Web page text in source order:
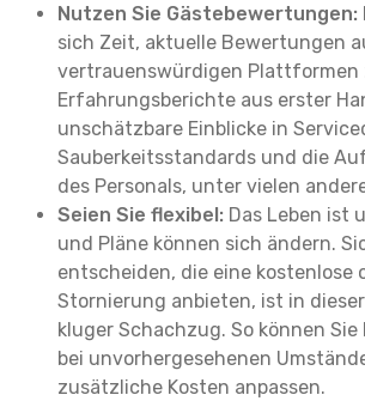
Nutzen Sie Gästebewertungen:
sich Zeit, aktuelle Bewertungen
vertrauenswürdigen Plattformen
Erfahrungsberichte aus erster
unschätzbare Einblicke in
Sauberkeitsstandards und die
des Personals, unter vielen
Seien Sie flexibel: Das Leben ist
und Pläne können sich ändern.
entscheiden, die eine kostenlose
Stornierung anbieten, ist in
kluger Schachzug. So können
bei unvorhergesehenen
zusätzliche Kosten anpassen.